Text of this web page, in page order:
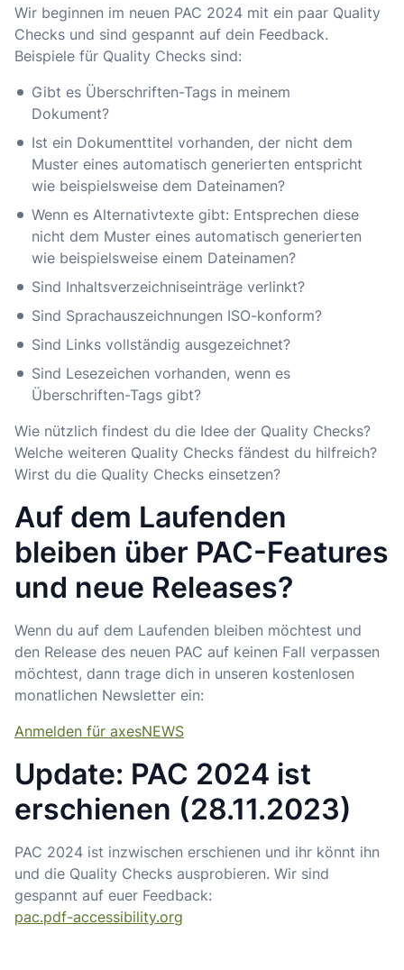
Wir beginnen im neuen PAC 2024 mit ein paar Quality
Checks und sind gespannt auf dein Feedback.
Beispiele für Quality Checks sind:
Gibt es Überschriften-Tags in meinem
Dokument?
Ist ein Dokumenttitel vorhanden, der nicht dem
Muster eines automatisch generierten entspricht
wie beispielsweise dem Dateinamen?
Wenn es Alternativtexte gibt: Entsprechen diese
nicht dem Muster eines automatisch generierten
wie beispielsweise einem Dateinamen?
Sind Inhaltsverzeichniseinträge verlinkt?
Sind Sprachauszeichnungen ISO-konform?
Sind Links vollständig ausgezeichnet?
Sind Lesezeichen vorhanden, wenn es
Überschriften-Tags gibt?
Wie nützlich findest du die Idee der Quality Checks?
Welche weiteren Quality Checks fändest du hilfreich?
Wirst du die Quality Checks einsetzen?
Auf dem Laufenden
bleiben über PAC-Features
und neue Releases?
Wenn du auf dem Laufenden bleiben möchtest und
den Release des neuen PAC auf keinen Fall verpassen
möchtest, dann trage dich in unseren kostenlosen
monatlichen Newsletter ein:
Anmelden für axesNEWS
Update: PAC 2024 ist
erschienen (28.11.2023)
PAC 2024 ist inzwischen erschienen und ihr könnt ihn
und die Quality Checks ausprobieren. Wir sind
gespannt auf euer Feedback:
pac.pdf-accessibility.org